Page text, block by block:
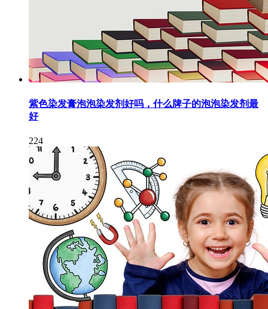
紫色染发膏泡泡染发剂好吗，什么牌子的泡泡染发剂最
好
224